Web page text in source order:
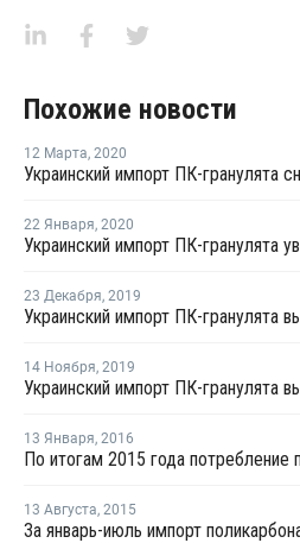
Похожие новости
12 Марта, 2020
Украинский импорт ПК-гранулята
22 Января, 2020
23 Декабря, 2019
14 Ноября, 2019
13 Января, 2016
13 Августа, 2015